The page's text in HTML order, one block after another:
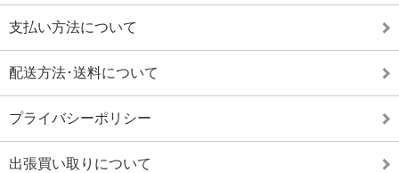
支払い方法について
配送方法･送料について
プライバシーポリシー
出張買い取りについて